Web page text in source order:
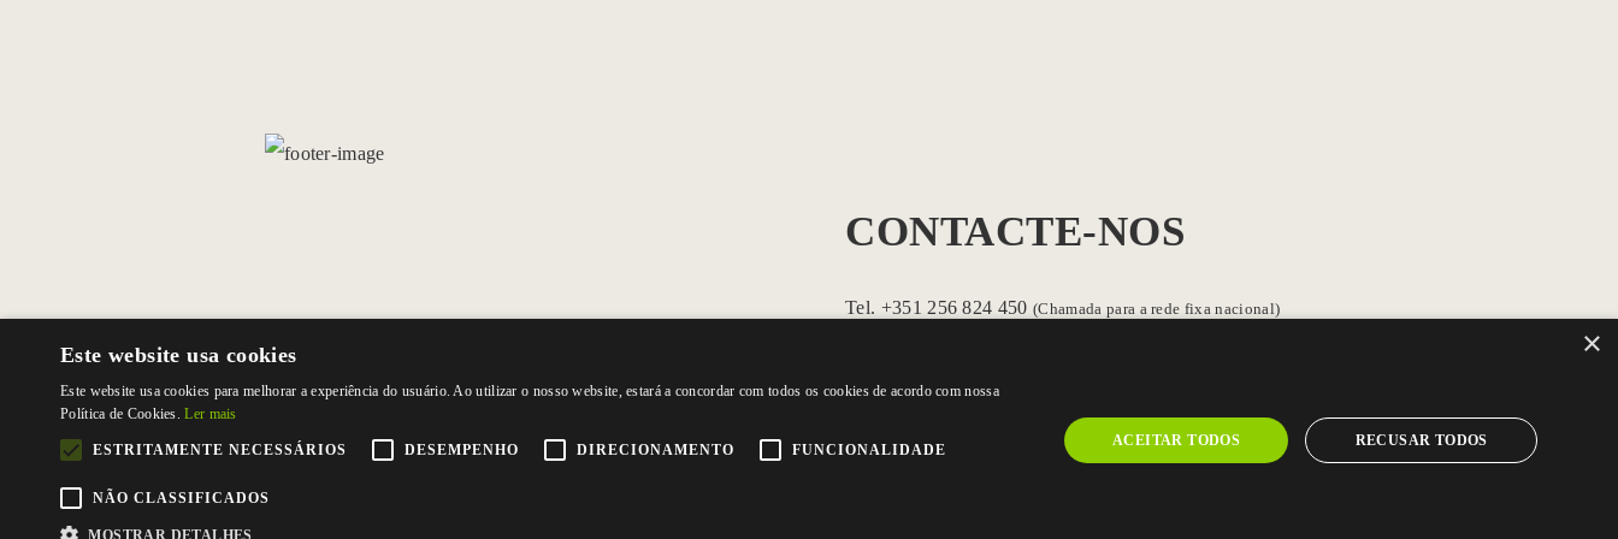
CONTACTE-NOS
Tel. +351 256 824 450(Chamada para a rede fixa nacional)
Rua dos Açores, 75 Zona Industrial nº1
3700-018 S. João da Madeira
×
Este website usa cookies
Este website usa cookies para melhorar a experiência do usuário. Ao utilizar o nosso website, estará a concordar com todos os cookies de acordo com nossa
Política de Cookies.Ler mais
ESTRITAMENTE NECESSÁRIOS DESEMPENHO DIRECIONAMENTO FUNCIONALIDADE
NÃO CLASSIFICADOS
MOSTRAR DETALHES
ACEITAR TODOS RECUSAR TODOS